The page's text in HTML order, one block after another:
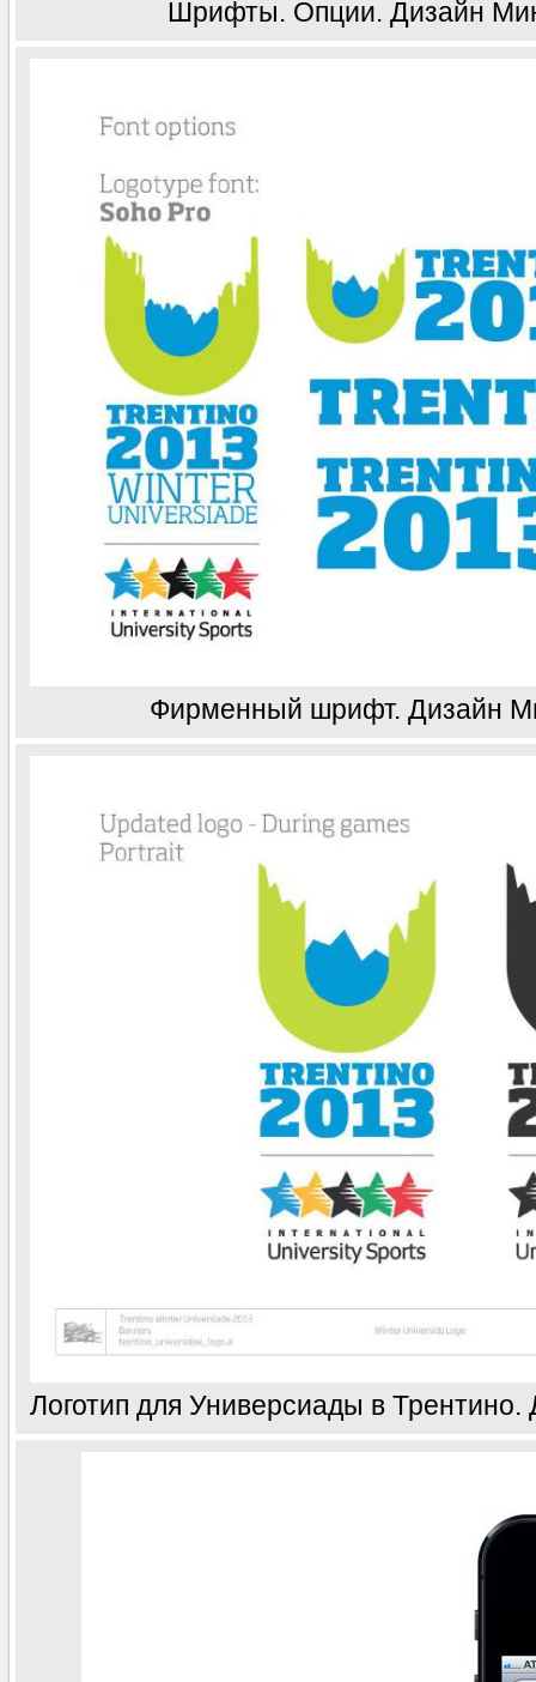
Шрифты. Опции. Дизайн
Фирменный шрифт. Дизайн
Логотип для Универсиады в